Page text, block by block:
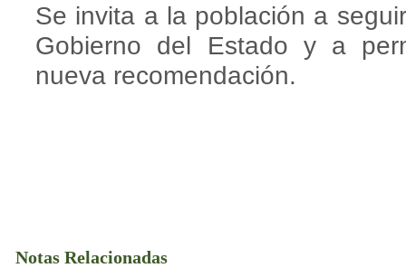
Se invita a la población a
Gobierno del Estado y a
nueva recomendación.
Notas Relacionadas